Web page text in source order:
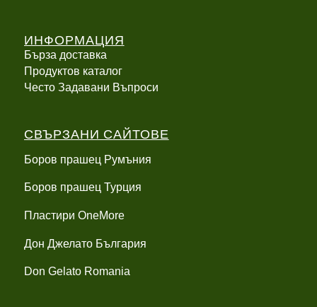
ИНФОРМАЦИЯ
Бърза доставка
Продуктов каталог
Често Задавани Въпроси
СВЪРЗАНИ САЙТОВЕ
Боров прашец Румъния
Боров прашец Турция
Пластири OneMore
Дон Джелато България
Don Gelato Romania